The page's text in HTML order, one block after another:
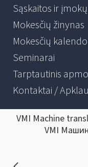
Sąskaitos ir
Mokesčių žinynas
Mokesčių
Seminarai
Tarptautinis
Kontaktai /
VMI Machine
VMI